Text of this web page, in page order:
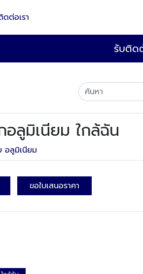
ดต่อเรา
รับติด
อลูมิเนียม ใกล้ฉัน
อลูมิเนียม
ขอใบเสนอราคา